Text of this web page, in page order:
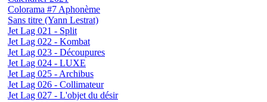
Colorama #7 Aphonème
Sans titre (Yann Lestrat)
Jet Lag 021 - Split
Jet Lag 022 - Kombat
Jet Lag 023 - Découpures
Jet Lag 024 - LUXE
Jet Lag 025 - Archibus
Jet Lag 026 - Collimateur
Jet Lag 027 - L'objet du désir